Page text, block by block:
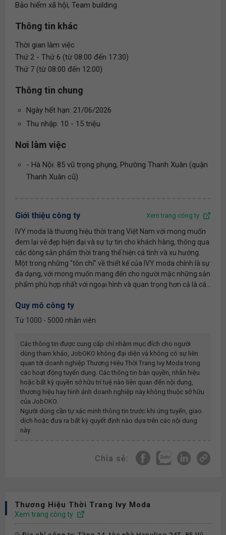
Bảo hiểm xã hội, Team building
Thông tin khác
Thời gian làm việc
Thứ 2 - Thứ 6 (từ 08:00 đến 17:30)
Thứ 7 (từ 08:00 đến 12:00)
Thông tin chung
Ngày hết hạn: 21/06/2026
Thu nhập: 10 - 15 triệu
Nơi làm việc
- Hà Nội: 85 vũ trọng phụng, Phường Thanh Xuân (quận
Thanh Xuân cũ)
Giới thiệu công ty Xem trang công ty
IVY moda là thương hiệu thời trang Việt Nam với mong muốn
đem lại vẻ đẹp hiện đại và sự tự tin cho khách hàng, thông qua
các dòng sản phẩm thời trang thể hiện cá tính và xu hướng.
Một trong những "tôn chỉ" về thiết kế của IVY moda chính là sự
đa dạng, với mong muốn mang đến cho người mặc những sản
phẩm phù hợp nhất với ngoại hình và quan trọng hơn cả là cá...
Quy mô công ty
Từ 1000 - 5000 nhân viên
Các thông tin được cung cấp chỉ nhằm mục đích cho người
dùng tham khảo, JobOKO không đại diện và không có sự liên
quan tới doanh nghiệp Thương Hiệu Thời Trang Ivy Moda trong
các hoạt động tuyển dụng. Các thông tin bản quyền, nhãn hiệu
hoặc bất kỳ quyền sở hữu trí tuệ nào liên quan đến nội dung,
thương hiệu hay hình ảnh doanh nghiệp này không thuộc sở hữu
của JobOKO.
Người dùng cần tự xác minh thông tin trước khi ứng tuyển, giao
dịch hoặc đưa ra bất kỳ quyết định nào dựa trên các nội dung
này.
Chia sẻ:
Thương Hiệu Thời Trang Ivy Moda
Xem trang công ty